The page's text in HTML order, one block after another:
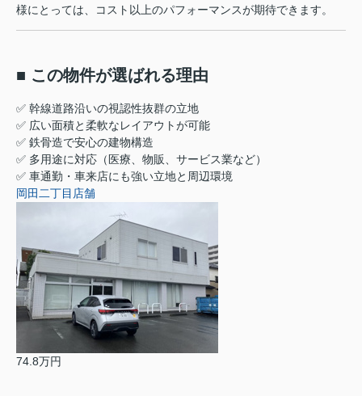
様にとっては、コスト以上のパフォーマンスが期待できます。
■ この物件が選ばれる理由
✅ 幹線道路沿いの視認性抜群の立地
✅ 広い面積と柔軟なレイアウトが可能
✅ 鉄骨造で安心の建物構造
✅ 多用途に対応（医療、物販、サービス業など）
✅ 車通勤・車来店にも強い立地と周辺環境
岡田二丁目店舗
74.8万円